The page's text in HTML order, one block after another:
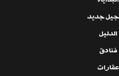
جديد
الدليل
فنادق
عقارات